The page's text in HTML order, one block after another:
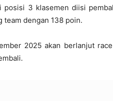
posisi 3 klasemen diisi
team dengan 138 poin.
2025 akan berlanjut